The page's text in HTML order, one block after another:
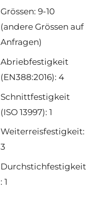
Grössen: 9-10
(andere Grössen auf
Anfragen)
Abriebfestigkeit
(EN388:2016): 4
Schnittfestigkeit
(ISO 13997): 1
Weiterreisfestigkeit:
3
Durchstichfestigkeit
: 1